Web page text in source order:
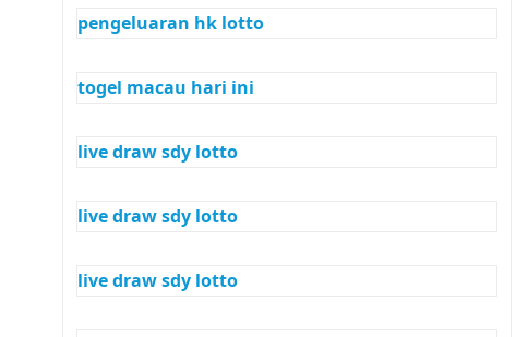
pengeluaran hk lotto
togel macau hari ini
live draw sdy lotto
live draw sdy lotto
live draw sdy lotto